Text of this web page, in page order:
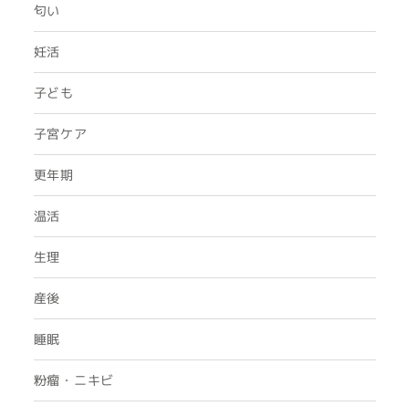
匂い
妊活
子ども
子宮ケア
更年期
温活
生理
産後
睡眠
粉瘤・ニキビ